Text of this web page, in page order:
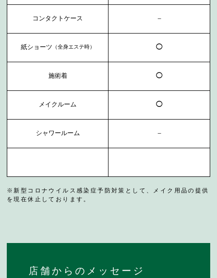
コンタクトケース −
紙ショーツ （全身エステ時） ◯
施術着 ◯
メイクルーム ◯
シャワールーム −
※新型コロナウイルス感染症予防対策として、メイク用品の提供
を現在休止しております。
店舗からのメッセージ